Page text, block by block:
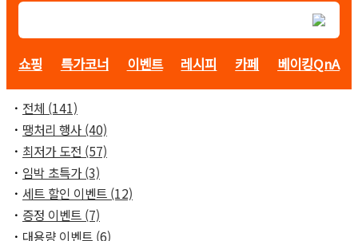
쇼핑 특가코너 이벤트 레시피 카페 베이킹QnA
ㆍ 전체 (141)
ㆍ 땡처리 행사 (40)
ㆍ 최저가 도전 (57)
ㆍ 임박 초특가 (3)
ㆍ 세트 할인 이벤트 (12)
ㆍ 증정 이벤트 (7)
ㆍ 대용량 이벤트 (6)